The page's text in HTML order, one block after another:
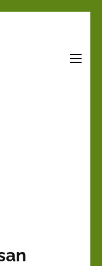
Kebahagiaan Dunia-